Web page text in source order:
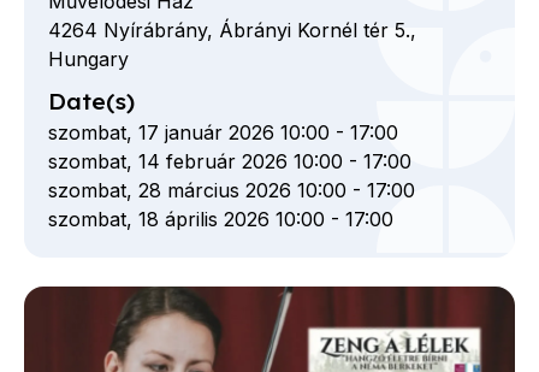
4264 Nyírábrány, Ábrányi Kornél tér 5.,
Hungary
Date(s)
szombat, 17 január 2026 10:00 - 17:00
szombat, 14 február 2026 10:00 - 17:00
szombat, 28 március 2026 10:00 - 17:00
szombat, 18 április 2026 10:00 - 17:00